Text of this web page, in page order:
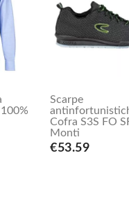
Scarpe
Cofra S3S FO
Monti
€53.59